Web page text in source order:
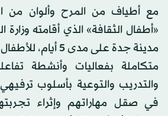
مع أطياف من المرح وألوان من
«أطفال الثقافة» الذي أقامته
مدينة جدة على مدى 5
متكاملة بفعاليات وأنشطة
والتدريب والتوعية بأسلوب
في صقل مهاراتهم وإثراء